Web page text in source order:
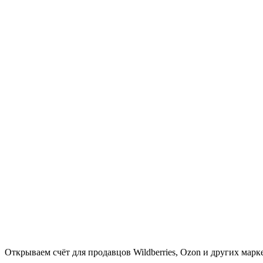
Открываем счёт для продавцов Wildberries, Ozon и других